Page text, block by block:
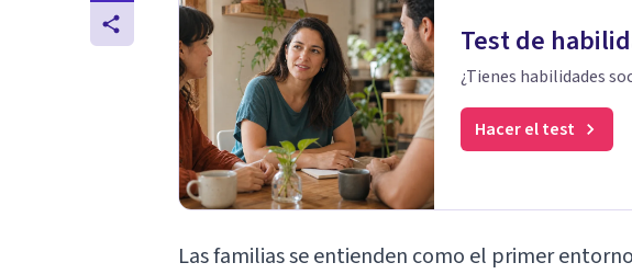
Test de
¿Tienes habilidades
Hacer el test
Las familias se entienden como el primer